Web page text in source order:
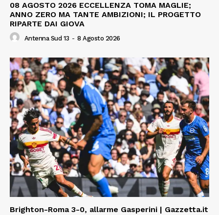
08 AGOSTO 2026 ECCELLENZA TOMA MAGLIE;
ANNO ZERO MA TANTE AMBIZIONI; IL PROGETTO
RIPARTE DAI GIOVA
Antenna Sud 13 - 8 Agosto 2026
Brighton-Roma 3-0, allarme Gasperini | Gazzetta.it